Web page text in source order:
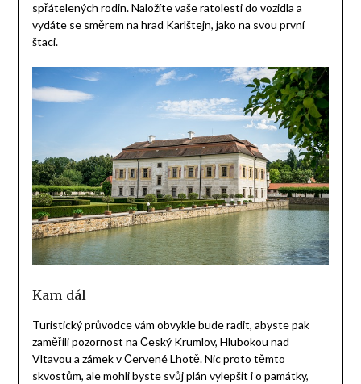
spřátelených rodin. Naložíte vaše ratolesti do vozidla a
vydáte se směrem na hrad Karlštejn, jako na svou první
štaci.
Kam dál
Turistický průvodce vám obvykle bude radit, abyste pak
zaměřili pozornost na Český Krumlov, Hlubokou nad
Vltavou a zámek v Červené Lhotě. Nic proto těmto
skvostům, ale mohli byste svůj plán vylepšit i o památky,